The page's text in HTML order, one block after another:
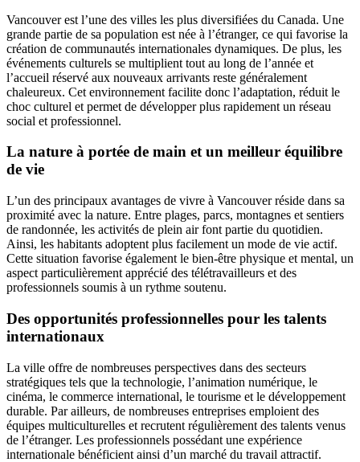
Vancouver est l’une des villes les plus diversifiées du Canada. Une
grande partie de sa population est née à l’étranger, ce qui favorise la
création de communautés internationales dynamiques. De plus, les
événements culturels se multiplient tout au long de l’année et
l’accueil réservé aux nouveaux arrivants reste généralement
chaleureux. Cet environnement facilite donc l’adaptation, réduit le
choc culturel et permet de développer plus rapidement un réseau
social et professionnel.
La nature à portée de main et un meilleur équilibre
de vie
L’un des principaux avantages de vivre à Vancouver réside dans sa
proximité avec la nature. Entre plages, parcs, montagnes et sentiers
de randonnée, les activités de plein air font partie du quotidien.
Ainsi, les habitants adoptent plus facilement un mode de vie actif.
Cette situation favorise également le bien-être physique et mental, un
aspect particulièrement apprécié des télétravailleurs et des
professionnels soumis à un rythme soutenu.
Des opportunités professionnelles pour les talents
internationaux
La ville offre de nombreuses perspectives dans des secteurs
stratégiques tels que la technologie, l’animation numérique, le
cinéma, le commerce international, le tourisme et le développement
durable. Par ailleurs, de nombreuses entreprises emploient des
équipes multiculturelles et recrutent régulièrement des talents venus
de l’étranger. Les professionnels possédant une expérience
internationale bénéficient ainsi d’un marché du travail attractif.